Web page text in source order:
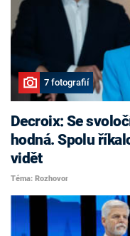
7 fotografií
Decroix: Se
hodná. Spolu
vidět
Téma: Rozhovor